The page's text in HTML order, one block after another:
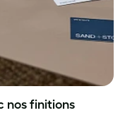
nos finitions